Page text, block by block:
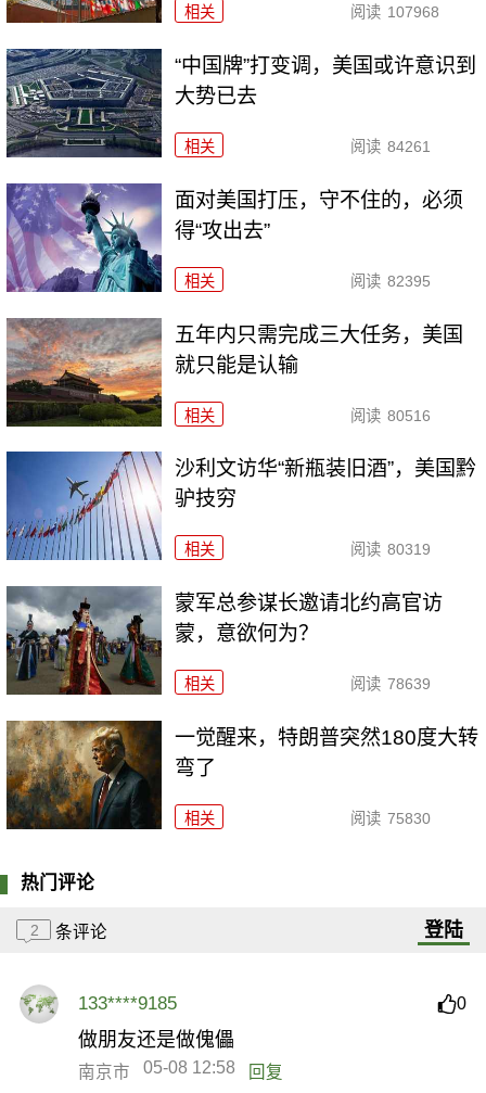
相关 阅读 107968
“中国牌”打变调，美国或许意识到
大势已去
相关 阅读 84261
面对美国打压，守不住的，必须
得“攻出去”
相关 阅读 82395
五年内只需完成三大任务，美国
就只能是认输
相关 阅读 80516
沙利文访华“新瓶装旧酒”，美国黔
驴技穷
相关 阅读 80319
​蒙军总参谋长邀请北约高官访
蒙，意欲何为？
相关 阅读 78639
一觉醒来，特朗普突然180度大转
弯了
相关 阅读 75830
热门评论
2 条评论 登陆
133****9185 0
做朋友还是做傀儡
南京市 05-08 12:58 回复